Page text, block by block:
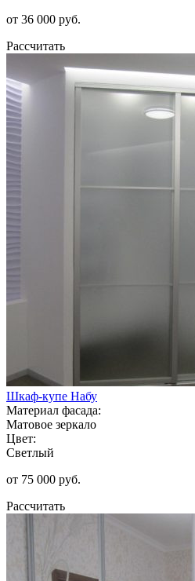
от 36 000 руб.
Рассчитать
Шкаф-купе Набу
Материал фасада:
Матовое зеркало
Цвет:
Светлый
от 75 000 руб.
Рассчитать